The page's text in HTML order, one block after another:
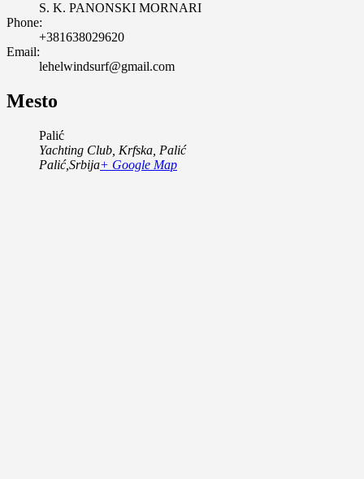
S. K. PANONSKI MORNARI
Phone:
+381638029620
Email:
lehelwindsurf@gmail.com
Mesto
Palić
Yachting Club, Krfska, Palić
Palić,Srbija+ Google Map